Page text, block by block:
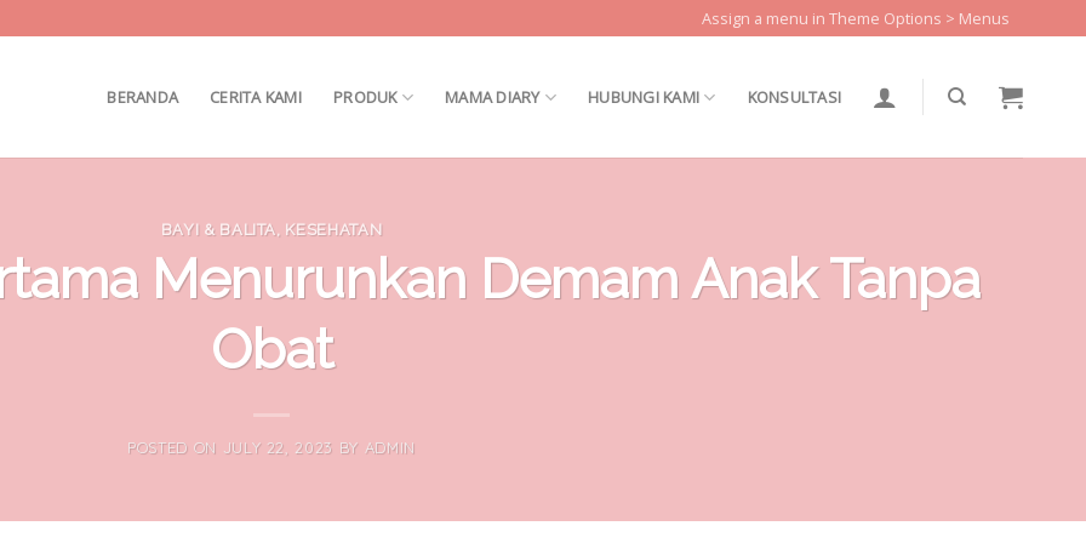
Assign a menu in Theme Options > Menus
BERANDA CERITA KAMI PRODUK MAMA DIARY HUBUNGI KAMI KONSULTASI
BAYI & BALITA KESEHATAN
Menurunkan Demam Anak Tanpa
Obat
POSTED ON JULY 22, 2023 BY ADMIN